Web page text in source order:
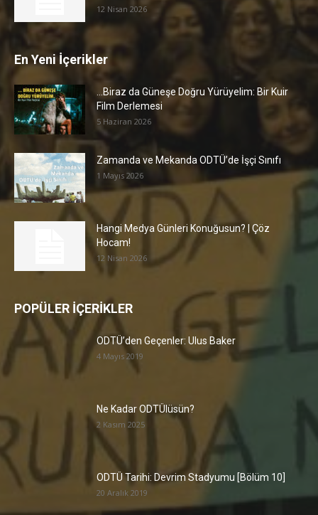
12 Nisan 2026
En Yeni İçerikler
…Biraz da Güneşe Doğru Yürüyelim: Bir Kuir
Film Derlemesi
5 Haziran 2026
Zamanda ve Mekanda ODTÜ’de İşçi Sınıfı
1 Mayıs 2026
Hangi Medya Günleri Konuğusun? | Çöz
Hocam!
12 Nisan 2026
POPÜLER İÇERİKLER
ODTÜ’den Geçenler: Ulus Baker
4 Mayıs 2019
Ne Kadar ODTÜlüsün?
2 Kasım 2025
ODTÜ Tarihi: Devrim Stadyumu [Bölüm 10]
20 Aralık 2019